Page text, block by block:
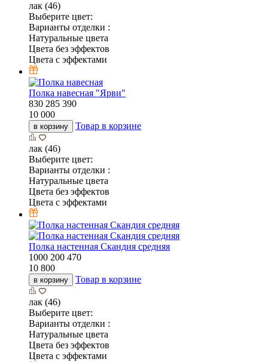
лак (46)
Выберите цвет:
Варианты отделки :
Натуральные цвета
Цвета без эффектов
Цвета с эффектами
Полка навесная "Ярви"
830 285 390
10 000
в корзину Товар в корзине
лак (46)
Выберите цвет:
Варианты отделки :
Натуральные цвета
Цвета без эффектов
Цвета с эффектами
Полка настенная Скандия средняя
1000 200 470
10 800
в корзину Товар в корзине
лак (46)
Выберите цвет:
Варианты отделки :
Натуральные цвета
Цвета без эффектов
Цвета с эффектами